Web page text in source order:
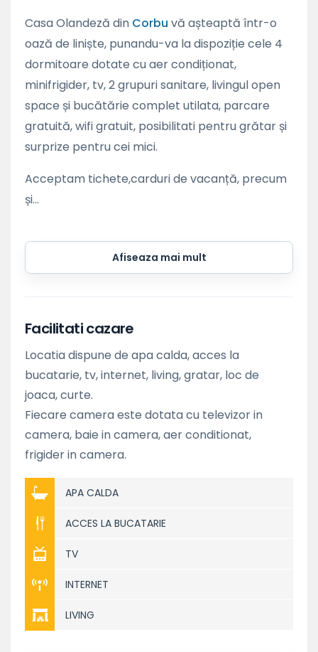
Casa Olandeză din Corbu vă așteaptă într-o
oază de liniște, punandu-va la dispoziție cele 4
dormitoare dotate cu aer condiționat,
minifrigider, tv, 2 grupuri sanitare, livingul open
space și bucătărie complet utilata, parcare
gratuită, wifi gratuit, posibilitati pentru grătar și
surprize pentru cei mici.
Acceptam tichete,carduri de vacanță, precum
și...
Afiseaza mai mult
Facilitati cazare
Locatia dispune de apa calda, acces la
bucatarie, tv, internet, living, gratar, loc de
joaca, curte.
Fiecare camera este dotata cu televizor in
camera, baie in camera, aer conditionat,
frigider in camera.
APA CALDA
ACCES LA BUCATARIE
TV
INTERNET
LIVING